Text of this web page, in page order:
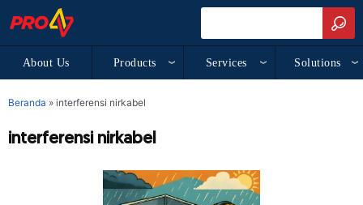
About Us Products Services Solutions
Beranda » interferensi nirkabel
interferensi nirkabel